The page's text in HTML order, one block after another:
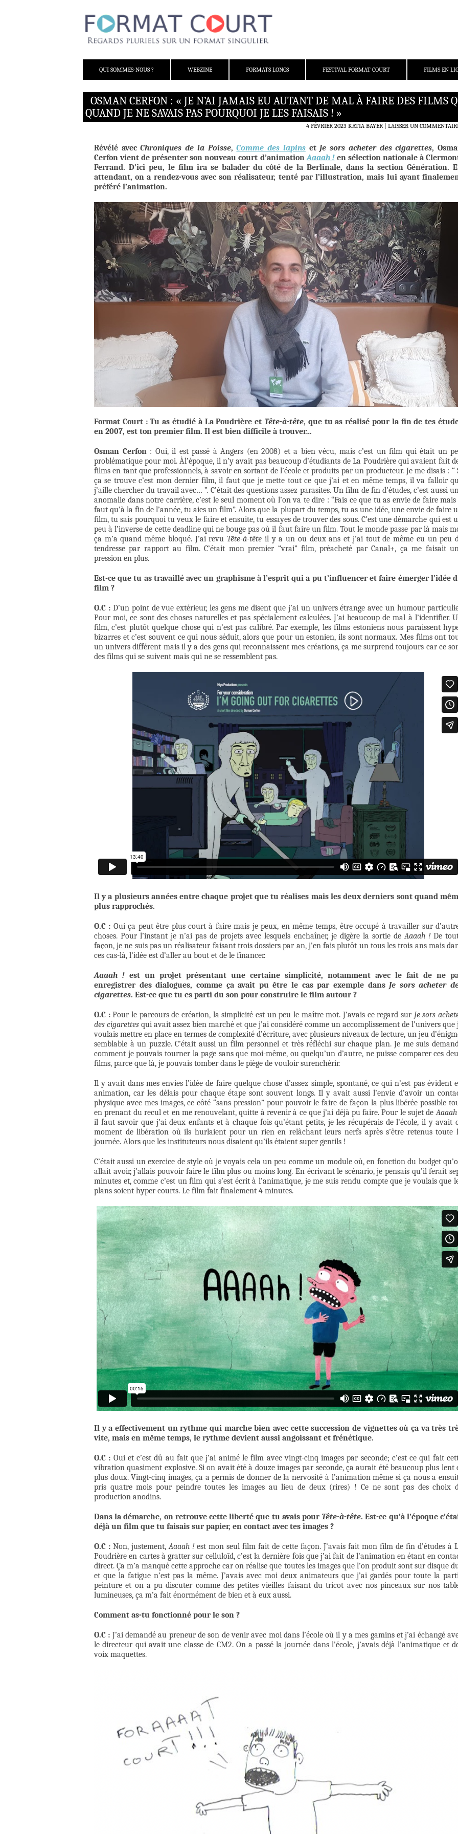
QUI SOMMES-NOUS ?
WEBZINE FORMATS LONGS FESTIVAL FORMAT COURT FILMS EN
OSMAN CERFON : « JE N’AI JAMAIS EU AUTANT DE MAL À FAIRE DES FILMS
QUAND JE NE SAVAIS PAS POURQUOI JE LES FAISAIS ! »
4 FÉVRIER 2023 KATIA BAYER LAISSER UN
Révélé avecChroniques de la Poisse,Comme des lapinset Je sors acheter des cigarettes,
Cerfon vient de présenter son nouveau court d’animationAaaah !en sélection nationale à
Ferrand. D’ici peu, le film ira se balader du côté de la Berlinale, dans la section Génération.
attendant, on a rendez-vous avec son réalisateur, tenté par l’illustration, mais lui ayant
préféré l’animation.
Format Court : Tu as étudié à La Poudrière et Tête-à-tête, que tu as réalisé pour la fin de tes
en 2007, est ton premier film. Il est bien difficile à trouver…
Osman Cerfon: Oui, il est passé à Angers (en 2008) et a bien vécu, mais c’est un film qui était un
problématique pour moi. Àl’époque, il n’y avait pas beaucoup d’étudiants de La Poudrière qui avaient fait
films en tant que professionnels, à savoir en sortant de l’école et produits par un producteur. Je me disais : “
ça se trouve c’est mon dernier film, il faut que je mette tout ce que j’ai et en même temps, il va falloir
j’aille chercher du travail avec… ”. C’était des questions assez parasites. Un film de fin d’études, c’est aussi
anomalie dans notre carrière, c’est le seul moment où l’on va te dire : “Fais ce que tu as envie de faire
faut qu’à la fin de l’année, tu aies un film”. Alors que la plupart du temps, tu as une idée, une envie de faire
film, tu sais pourquoi tu veux le faire et ensuite, tu essayes de trouver des sous. C’est une démarche qui est
peu à l’inverse de cette deadline qui ne bouge pas où il faut faire un film. Tout le monde passe par là mais
ça m’a quand même bloqué. J’ai revuTête-à-tête il y a un ou deux ans et j’ai tout de même eu un peu
tendresse par rapport au film. C’était mon premier “vrai” film, préacheté par Canal+, ça me faisait
pression en plus.
Est-ce que tu as travaillé avec un graphisme à l’esprit qui a pu t’influencer et faire émerger l’idée
film ?
O.C :D’un point de vue extérieur, les gens me disent que j’ai un univers étrange avec un humour
Pour moi, ce sont des choses naturelles et pas spécialement calculées. J’ai beaucoup de mal à l’identifier.
film, c’est plutôt quelque chose qui n’est pas calibré. Par exemple, les films estoniens nous paraissent
bizarres et c’est souvent ce qui nous séduit, alors que pour un estonien, ils sont normaux. Mes films ont
un univers différent mais il y a des gens qui reconnaissent mes créations, ça me surprend toujours car ce
des films qui se suivent mais qui ne se ressemblent pas.
Il y a plusieurs années entre chaque projet que tu réalises mais les deux derniers sont quand
plus rapprochés.
O.C : Oui ça peut être plus court à faire mais je peux, en même temps, être occupé à travailler sur
choses. Pour l’instant je n’ai pas de projets avec lesquels enchaîner, je digère la sortie deAaaah !De
façon, je ne suis pas un réalisateur faisant trois dossiers par an, j’en fais plutôt un tous les trois ans mais
ces cas-là, l’idée est d’aller au bout et de le financer.
Aaaah ! est un projet présentant une certaine simplicité, notamment avec le fait de ne
enregistrer des dialogues, comme ça avait pu être le cas par exemple dansJe sors acheter
cigarettes. Est-ce que tu es parti du son pour construire le film autour ?
O.C :Pour le parcours de création, la simplicité est un peu le maître mot. J’avais ce regard sur Je sors
des cigarettes qui avait assez bien marché et que j’ai considéré comme un accomplissement de l’univers que
voulais mettre en place en termes de complexité d’écriture, avec plusieurs niveaux de lecture, un jeu
semblable à un puzzle. C’était aussi un film personnel et très réfléchi sur chaque plan. Je me suis
comment je pouvais tourner la page sans que moi-même, ou quelqu’un d’autre, ne puisse comparer ces
films, parce que là, je pouvais tomber dans le piège de vouloir surenchérir.
Il y avait dans mes envies l’idée de faire quelque chose d’assez simple, spontané, ce qui n’est pas évident
animation, car les délais pour chaque étape sont souvent longs. Il y avait aussi l’envie d’avoir un
physique avec mes images, ce côté “sans pression” pour pouvoir le faire de façon la plus libérée possible
en prenant du recul et en me renouvelant, quitte à revenir à ce que j’ai déjà pu faire. Pour le sujet de
il faut savoir que j’ai deux enfants et à chaque fois qu’étant petits, je les récupérais de l’école, il y avait
moment de libération où ils hurlaient pour un rien en relâchant leurs nerfs après s’être retenus toute
journée. Alors que les instituteurs nous disaient qu’ils étaient super gentils !
C’était aussi un exercice de style où je voyais cela un peu comme un module où, en fonction du budget
allait avoir, j’allais pouvoir faire le film plus ou moins long. En écrivant le scénario, je pensais qu’il ferait
minutes et, comme c’est un film qui s’est écrit à l’animatique, je me suis rendu compte que je voulais que
plans soient hyper courts. Le film fait finalement 4 minutes.
Il y a effectivement un rythme qui marche bien avec cette succession de vignettes où ça va très
vite, mais en même temps, le rythme devient aussi angoissant et frénétique.
O.C : Oui et c’est dû au fait que j’ai animé le film avec vingt-cinq images par seconde; c’est ce qui fait
vibration quasiment explosive. Si on avait été à douze images par seconde, ça aurait été beaucoup plus lent
plus doux. Vingt-cinq images, ça a permis de donner de la nervosité à l’animation même si ça nous a
pris quatre mois pour peindre toutes les images au lieu de deux (rires) ! Ce ne sont pas des choix
production anodins.
Dans la démarche, on retrouve cette liberté que tu avais pour Tête-à-tête. Est-ce qu’à l’époque
déjà un film que tu faisais sur papier, en contact avec tes images ?
O.C : Non, justement,Aaaah !est mon seul film fait de cette façon. J’avais fait mon film de fin d’études à
Poudrière en cartes à gratter sur celluloïd, c’est la dernière fois que j’ai fait de l’animation en étant en
direct. Ça m’a manqué cette approche car on réalise que toutes les images que l’on produit sont sur disque
et que la fatigue n’est pas la même. J’avais avec moi deux animateurs que j’ai gardés pour toute la
peinture et on a pu discuter comme des petites vieilles faisant du tricot avec nos pinceaux sur nos
lumineuses, ça m’a fait énormément de bien et à eux aussi.
Comment as-tu fonctionné pour le son ?
O.C : J’ai demandé au preneur de son de venir avec moi dans l’école où il y a mes gamins et j’ai échangé
le directeur qui avait une classe de CM2. On a passé la journée dans l’école, j’avais déjà l’animatique et
voix maquettes.